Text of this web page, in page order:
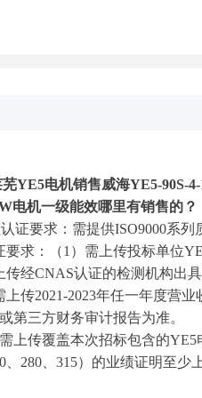
YE5电机销售威海YE5-90S-
电机一级能效哪里有销售的？
证要求：需提供ISO9000系
要求：（1）需上传投标单位
传经CNAS认证的检测机构出
上传2021-2023年任一年度营
第三方财务审计报告为准。
上传覆盖本次招标包含的
、280、315）的业绩证明至